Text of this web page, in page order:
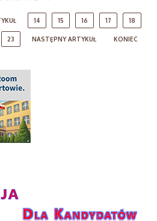
14 15 16 17 18
23 NASTĘPNY ARTYKUŁ KONIEC